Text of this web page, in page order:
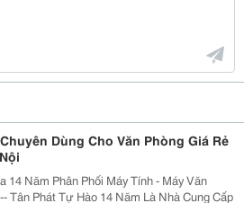
Dùng Cho Văn Phòng Giá Rẻ
14 Năm Phân Phối Máy Tính - Máy Văn